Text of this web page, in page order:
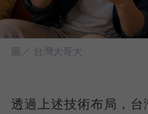
圖／ 台灣大哥大
透過上述技術布局，